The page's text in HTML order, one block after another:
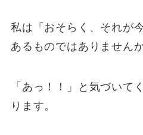
私は「おそらく、それが
あるものではありません
「あっ！！」と気づいて
ります。